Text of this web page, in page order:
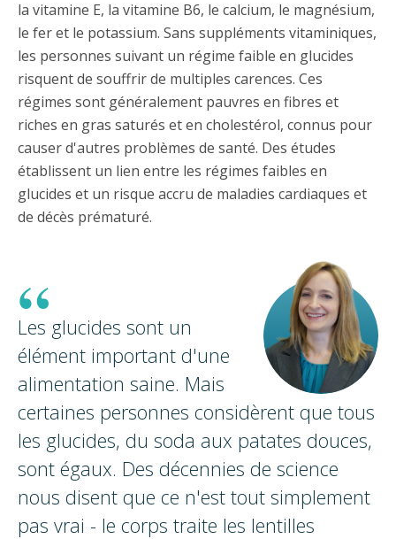
la vitamine E, la vitamine B6, le calcium, le magnésium,
le fer et le potassium. Sans suppléments vitaminiques,
les personnes suivant un régime faible en glucides
risquent de souffrir de multiples carences. Ces
régimes sont généralement pauvres en fibres et
riches en gras saturés et en cholestérol, connus pour
causer d'autres problèmes de santé. Des études
établissent un lien entre les régimes faibles en
glucides et un risque accru de maladies cardiaques et
de décès prématuré.
“
Les glucides sont un
élément important d'une
alimentation saine. Mais
certaines personnes considèrent que tous
les glucides, du soda aux patates douces,
sont égaux. Des décennies de science
nous disent que ce n'est tout simplement
pas vrai - le corps traite les lentilles